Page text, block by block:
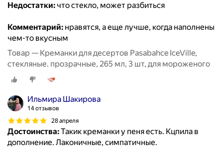
Недостатки: что стекло, может разбиться
Комментарий: нравятся, а еще лучше, когда наполнены
чем-то вкусным
Товар — Креманки для десертов Pasabahce IceVille,
стекляные. прозрачные, 265 мл, 3 шт, для мороженого
Ильмира Шакирова
14 отзывов
28 апреля
Достоинства:Такик креманки у пеня есть. Кцпила в
дополнение. Лаконичные, симпатичные.